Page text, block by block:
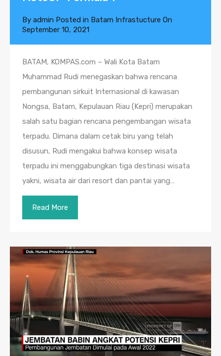
By admin Posted in Batam Infrastucture On
September 10, 2021
BATAM, KOMPAS.com – Wali Kota Batam
Muhammad Rudi menegaskan bahwa rencana
pembangunan sirkuit Internasional di kawasan
Nongsa, Batam, Kepulauan Riau (Kepri) merupakan
salah satu bagian rencana pengembangan wisata
terpadu. Dimana dalam cetak biru yang telah
disusun, Rudi mengakui bahwa konsep wisata
terpadu ini menggabungkan tiga destinasi wisata
yakni, wisata air dari resort dan pantai yang…
Read More